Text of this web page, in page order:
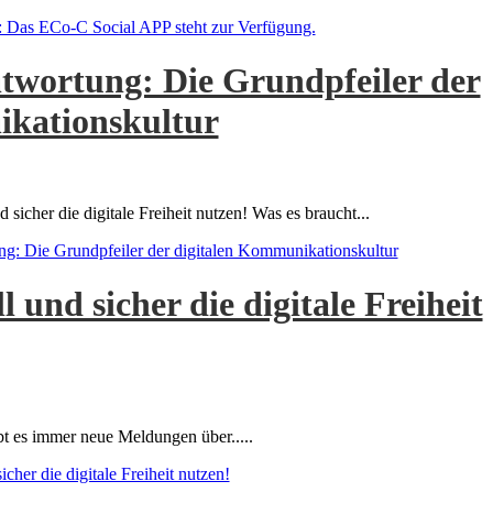
ECo-C Social APP steht zur Verfügung.
Die Grundpfeiler der
die digitale Freiheit nutzen! Was es braucht...
Die Grundpfeiler der digitalen Kommunikationskultur
und sicher die digitale Freiheit
es immer neue Meldungen über.....
die digitale Freiheit nutzen!